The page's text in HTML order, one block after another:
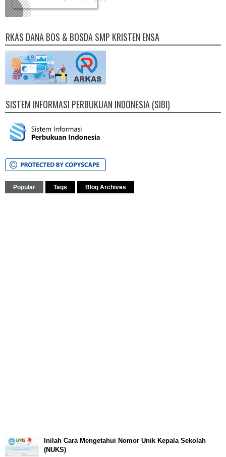
RKAS DANA BOS & BOSDA SMP KRISTEN ENSA
SISTEM INFORMASI PERBUKUAN INDONESIA (SIBI)
Popular Tags Blog Archives
Inilah Cara Mengetahui Nomor Unik Kepala Sekolah
(NUKS)